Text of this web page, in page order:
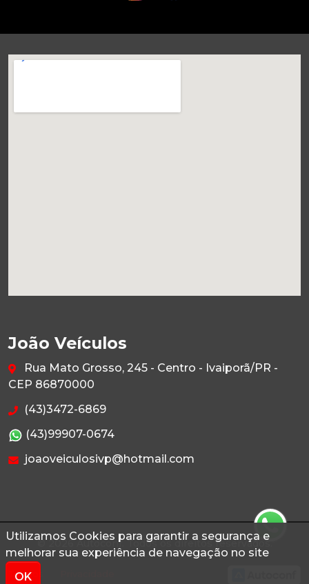
Utilizamos Cookies para garantir a segurança e
melhorar sua experiência de navegação no site
OK
João Veículos
Rua Mato Grosso, 245 - Centro - Ivaiporã/PR -
CEP 86870000
(43)3472-6869
(43)99907-0674
joaoveiculosivp@hotmail.com
© 2026 Autoconf. Todos os direitos reservados.
Termos